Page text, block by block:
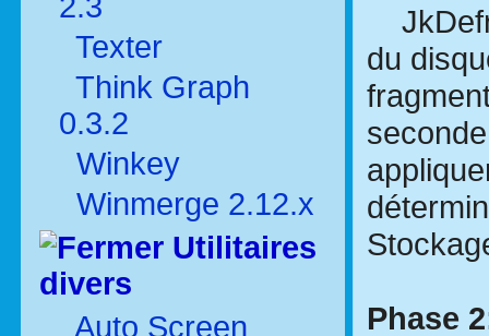
Texter
Think Graph
0.3.2
Winkey
Winmerge 2.12.x
Utilitaires
divers
Auto Screen
du
Phase